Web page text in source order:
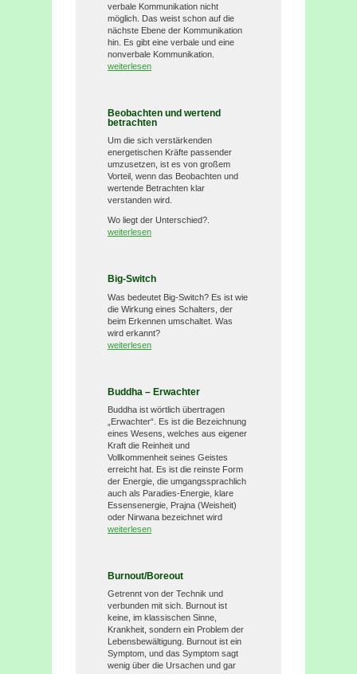
verbale Kommunikation nicht
möglich. Das weist schon auf die
nächste Ebene der Kommunikation
hin. Es gibt eine verbale und eine
nonverbale Kommunikation.
weiterlesen
Beobachten und wertend
betrachten
Um die sich verstärkenden
energetischen Kräfte passender
umzusetzen, ist es von großem
Vorteil, wenn das Beobachten und
wertende Betrachten klar
verstanden wird.
Wo liegt der Unterschied?.
weiterlesen
Big-Switch
Was bedeutet Big-Switch? Es ist wie
die Wirkung eines Schalters, der
beim Erkennen umschaltet. Was
wird erkannt?
weiterlesen
Buddha – Erwachter
Buddha ist wörtlich übertragen
„Erwachter“. Es ist die Bezeichnung
eines Wesens, welches aus eigener
Kraft die Reinheit und
Vollkommenheit seines Geistes
erreicht hat. Es ist die reinste Form
der Energie, die umgangssprachlich
auch als Paradies-Energie, klare
Essensenergie, Prajna (Weisheit)
oder Nirwana bezeichnet wird
weiterlesen
Burnout/Boreout
Getrennt von der Technik und
verbunden mit sich. Burnout ist
keine, im klassischen Sinne,
Krankheit, sondern ein Problem der
Lebensbewältigung. Burnout ist ein
Symptom, und das Symptom sagt
wenig über die Ursachen und gar